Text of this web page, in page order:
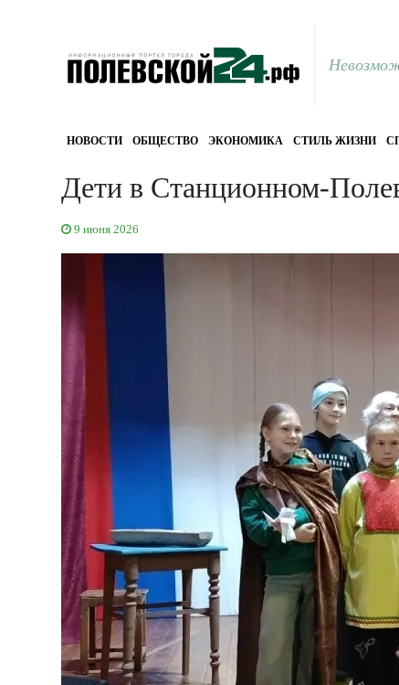
НОВОСТИ ОБЩЕСТВО ЭКОНОМИКА СТИЛЬ ЖИЗНИ
Дети в Станционном-
9 июня 2026